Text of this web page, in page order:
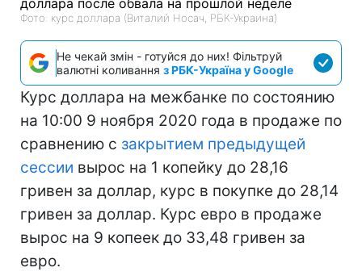
Фото: курс доллара (Виталий Носач, РБК-Украина)
Не чекай змін - готуйся до них! Фільтруй
валютні коливання з РБК-Україна у Google
Курс доллара на межбанке по состоянию
на 10:00 9 ноября 2020 года в продаже по
сравнению с закрытием предыдущей
сессии вырос на 1 копейку до 28,16
гривен за доллар, курс в покупке до 28,14
гривен за доллар. Курс евро в продаже
вырос на 9 копеек до 33,48 гривен за
евро.